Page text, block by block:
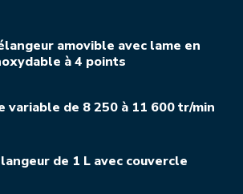
amovible avec lame en
à 4 points
variable de 8 250 à 11 600 tr/min
de 1 L avec couvercle